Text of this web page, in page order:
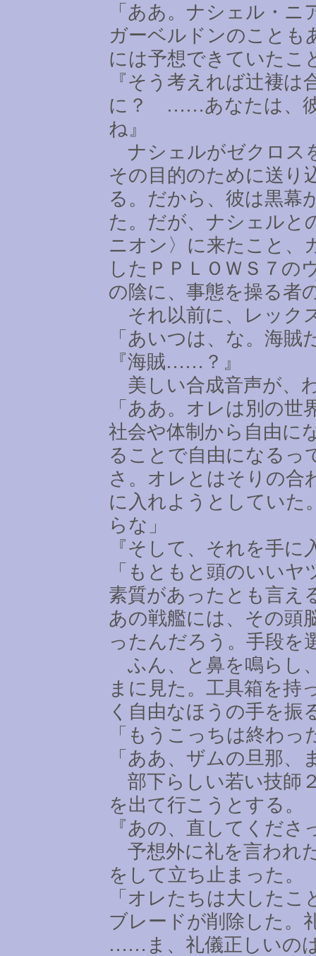
「ああ。ナシェル・
ガーベルドンのことも
には予想できていたこ
『そう考えれば辻褄
に？ ……あなたは、
ね』
ナシェルがゼクロス
その目的のために送り
る。だから、彼は黒幕
た。だが、ナシェルと
ニオン〉に来たこと、
したＰＰＬＯＷＳ７の
の陰に、事態を操る者
それ以前に、レック
「あいつは、な。海賊
『海賊…… ？』
美しい合成音声が、
「ああ。オレは別の
社会や体制から自由に
ることで自由になるっ
さ。オレとはそりの合
に入れようとしていた
らな」
『そして、それを手
「もともと頭のいい
素質があったとも言え
あの戦艦には、その頭
ったんだろう。手段を
ふん、と鼻を鳴らし
まに見た。工具箱を持
く自由なほうの手を振
「もうこっちは終わ
「ああ、ザムの旦那
部下らしい若い技師
を出て行こうとする。
『あの、直してくだ
予想外に礼を言われ
をして立ち止まった。
「オレたちは大した
ブレードが削除した。
…… ま、礼儀正しいの